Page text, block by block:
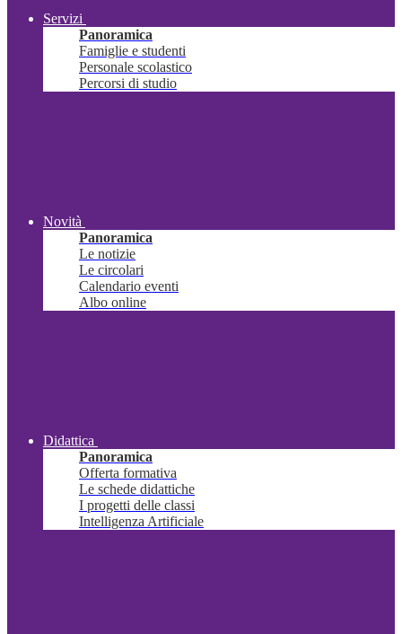
Servizi
Panoramica
Famiglie e studenti
Personale scolastico
Percorsi di studio
Novità
Panoramica
Le notizie
Le circolari
Calendario eventi
Albo online
Didattica
Panoramica
Offerta formativa
Le schede didattiche
I progetti delle classi
Intelligenza Artificiale